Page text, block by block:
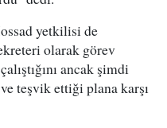
yetkilisi de
olarak görev
ancak şimdi
teşvik ettiği plana karşı